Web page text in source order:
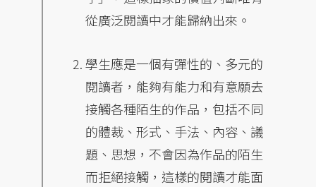
從廣泛閱讀中才能歸納出來。
學生應是一個有彈性的、多元的
閱讀者，能夠有能力和有意願去
接觸各種陌生的作品，包括不同
的體裁、形式、手法、內容、議
題、思想，不會因為作品的陌生
而拒絕接觸，這樣的閱讀才能面